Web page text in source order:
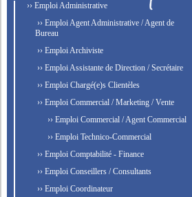
›› Emploi Administrative
›› Emploi Agent Administrative / Agent de
Bureau
›› Emploi Archiviste
›› Emploi Assistante de Direction / Secrétaire
›› Emploi Chargé(e)s Clientèles
›› Emploi Commercial / Marketing / Vente
›› Emploi Commercial / Agent Commercial
›› Emploi Technico-Commercial
›› Emploi Comptabilité - Finance
›› Emploi Conseillers / Consultants
›› Emploi Coordinateur